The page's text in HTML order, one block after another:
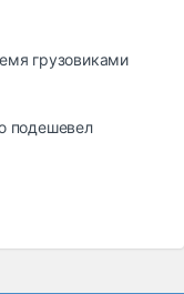
грузовиками
подешевел